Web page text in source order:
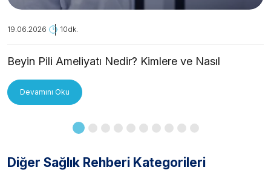
19.06.2026 10dk.
Beyin Pili Ameliyatı Nedir? Kimlere ve Nasıl
Devamını Oku
Diğer Sağlık Rehberi Kategorileri